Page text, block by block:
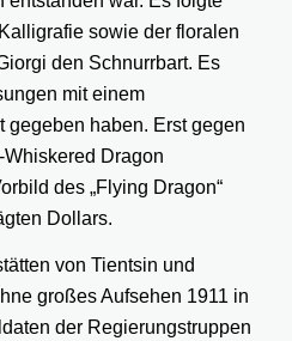
sowie der floralen
den Schnurrbart. Es
mit einem
gegeben haben. Erst gegen
Dragon
des „Flying Dragon“
Dollars.
von Tientsin und
großes Aufsehen 1911 in
der Regierungstruppen